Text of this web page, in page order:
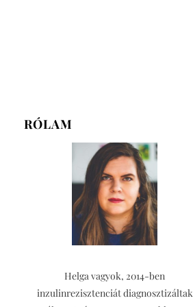
RÓLAM
Helga vagyok, 2014-ben
inzulinrezisztenciát diagnosztizáltak